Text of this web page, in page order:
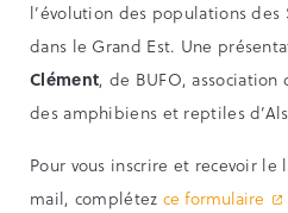
l’évolution des populations des
dans le Grand Est. Une
Clément, de BUFO,
des amphibiens et reptiles
Pour vous inscrire et recevoir
mail, complétez ce formulaire